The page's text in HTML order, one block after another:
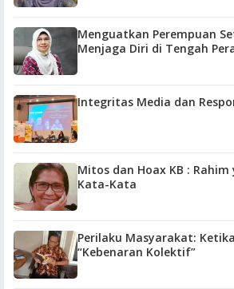
Menguatkan Perempuan
Menjaga Diri di Tengah
Integritas Media dan
Mitos dan Hoax KB : Rahim yang Dipenjara
Kata-Kata
Perilaku Masyarakat:
“Kebenaran Kolektif”